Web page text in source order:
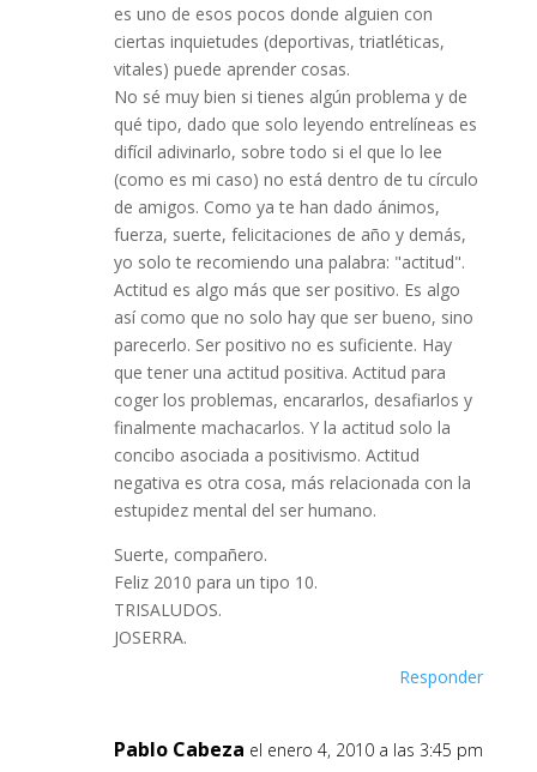
es uno de esos pocos donde alguien con
ciertas inquietudes (deportivas, triatléticas,
vitales) puede aprender cosas.
No sé muy bien si tienes algún problema y de
qué tipo, dado que solo leyendo entrelíneas es
difícil adivinarlo, sobre todo si el que lo lee
(como es mi caso) no está dentro de tu círculo
de amigos. Como ya te han dado ánimos,
fuerza, suerte, felicitaciones de año y demás,
yo solo te recomiendo una palabra: "actitud".
Actitud es algo más que ser positivo. Es algo
así como que no solo hay que ser bueno, sino
parecerlo. Ser positivo no es suficiente. Hay
que tener una actitud positiva. Actitud para
coger los problemas, encararlos, desafiarlos y
finalmente machacarlos. Y la actitud solo la
concibo asociada a positivismo. Actitud
negativa es otra cosa, más relacionada con la
estupidez mental del ser humano.
Suerte, compañero.
Feliz 2010 para un tipo 10.
TRISALUDOS.
JOSERRA.
Responder
Pablo Cabeza el enero 4, 2010 a las 3:45 pm